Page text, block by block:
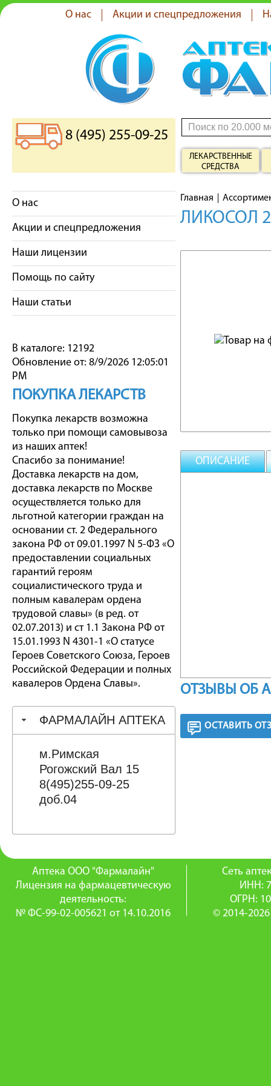
О нас Акции и спецпредложения
8 (495) 255-09-25
ЛЕКАРСТВЕННЫЕ
СРЕДСТВА
О нас
Акции и спецпредложения
Наши лицензии
Помощь по сайту
Наши статьи
В каталоге: 12192
Обновление от: 8/9/2026 12:05:01
PM
ПОКУПКА ЛЕКАРСТВ
Покупка лекарств возможна
только при помощи самовывоза
из наших аптек!
Спасибо за понимание!
Доставка лекарств на дом,
доставка лекарств по Москве
осуществляется только для
льготной категории граждан на
основании ст. 2 Федерального
закона РФ от 09.01.1997 N 5-ФЗ «О
предоставлении социальных
гарантий героям
социалистического труда и
полным кавалерам ордена
трудовой славы» (в ред. от
02.07.2013) и ст 1.1 Закона РФ от
15.01.1993 N 4301-1 «О статусе
Героев Советского Союза, Героев
Российской Федерации и полных
кавалеров Ордена Славы».
ФАРМАЛАЙН АПТЕКА
м.Римская
Рогожский Вал 15
8(495)255-09-25
доб.04
Главная
ЛИКОСОЛ
ОПИСАНИЕ
ОТЗЫВЫ ОБ
ОСТАВИТЬ
Аптека ООО "Фармалайн"
Лицензия на фармацевтическую
деятельность:
№ ФС-99-02-005621 от 14.10.2016
Сеть
ИНН:
ОГРН:
© 2014-